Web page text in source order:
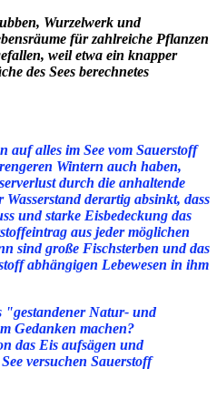
Wurzelwerk und
für zahlreiche Pflanzen
weil etwa ein knapper
des Sees berechnetes
auf alles im See vom Sauerstoff
Wintern auch haben,
durch die anhaltende
derartig absinkt, dass
und starke Eisbedeckung das
aus jeder möglichen
sind große Fischsterben und das
abhängigen Lebewesen in ihm
"gestandener Natur- und
Gedanken machen?
das Eis aufsägen und
versuchen Sauerstoff